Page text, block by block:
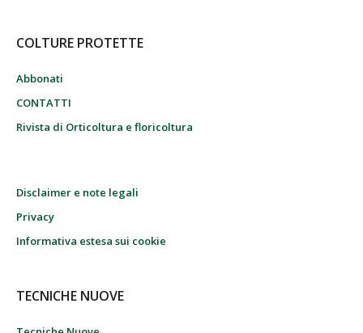
COLTURE PROTETTE
Abbonati
CONTATTI
Rivista di Orticoltura e floricoltura
Disclaimer e note legali
Privacy
Informativa estesa sui cookie
TECNICHE NUOVE